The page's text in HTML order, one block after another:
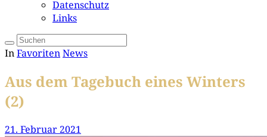
Datenschutz
Links
InFavoritenNews
Aus dem Tagebuch eines Winters
(2)
21. Februar 2021